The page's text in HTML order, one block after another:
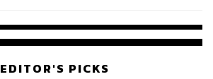
EDITOR'S PICKS